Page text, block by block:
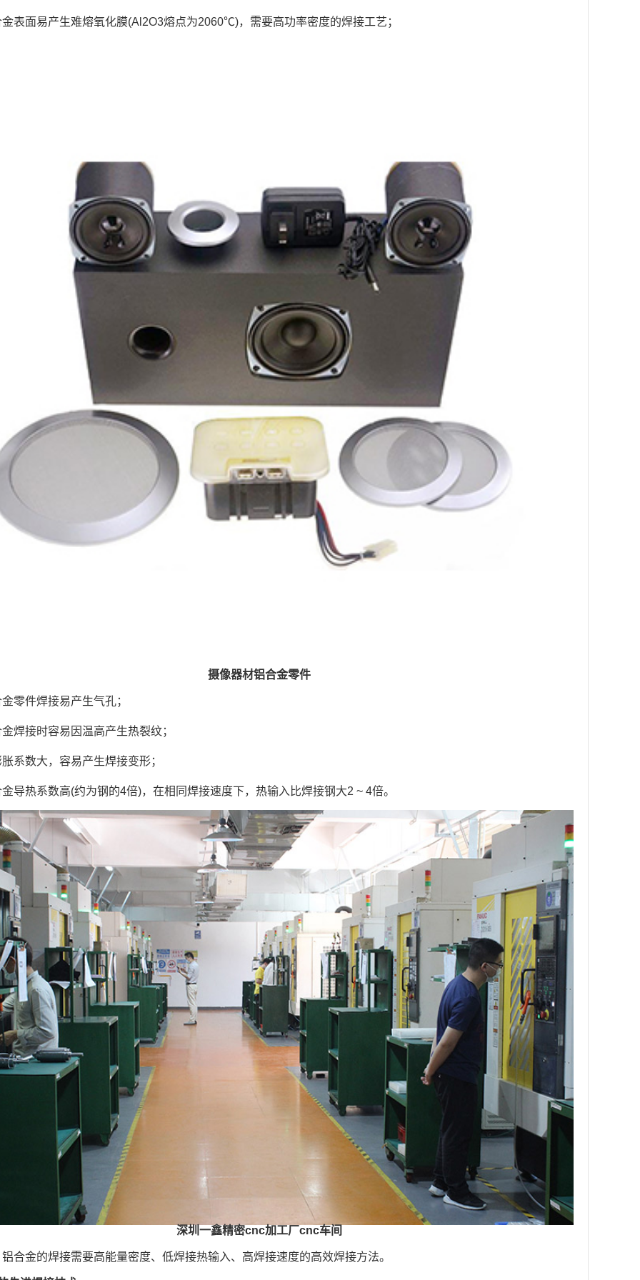
表面易产生难熔氧化膜(Al2O3熔点为2060℃)，需要高功率密度的焊接工艺；
摄像器材铝合金零件
零件焊接易产生气孔；
焊接时容易因温高产生热裂纹；
系数大，容易产生焊接变形；
导热系数高(约为钢的4倍)，在相同焊接速度下，热输入比焊接钢大2 ~ 4倍。
深圳一鑫精密cnc加工厂cnc车间
合金的焊接需要高能量密度、低焊接热输入、高焊接速度的高效焊接方法。